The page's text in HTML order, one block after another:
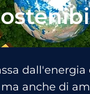
anche di